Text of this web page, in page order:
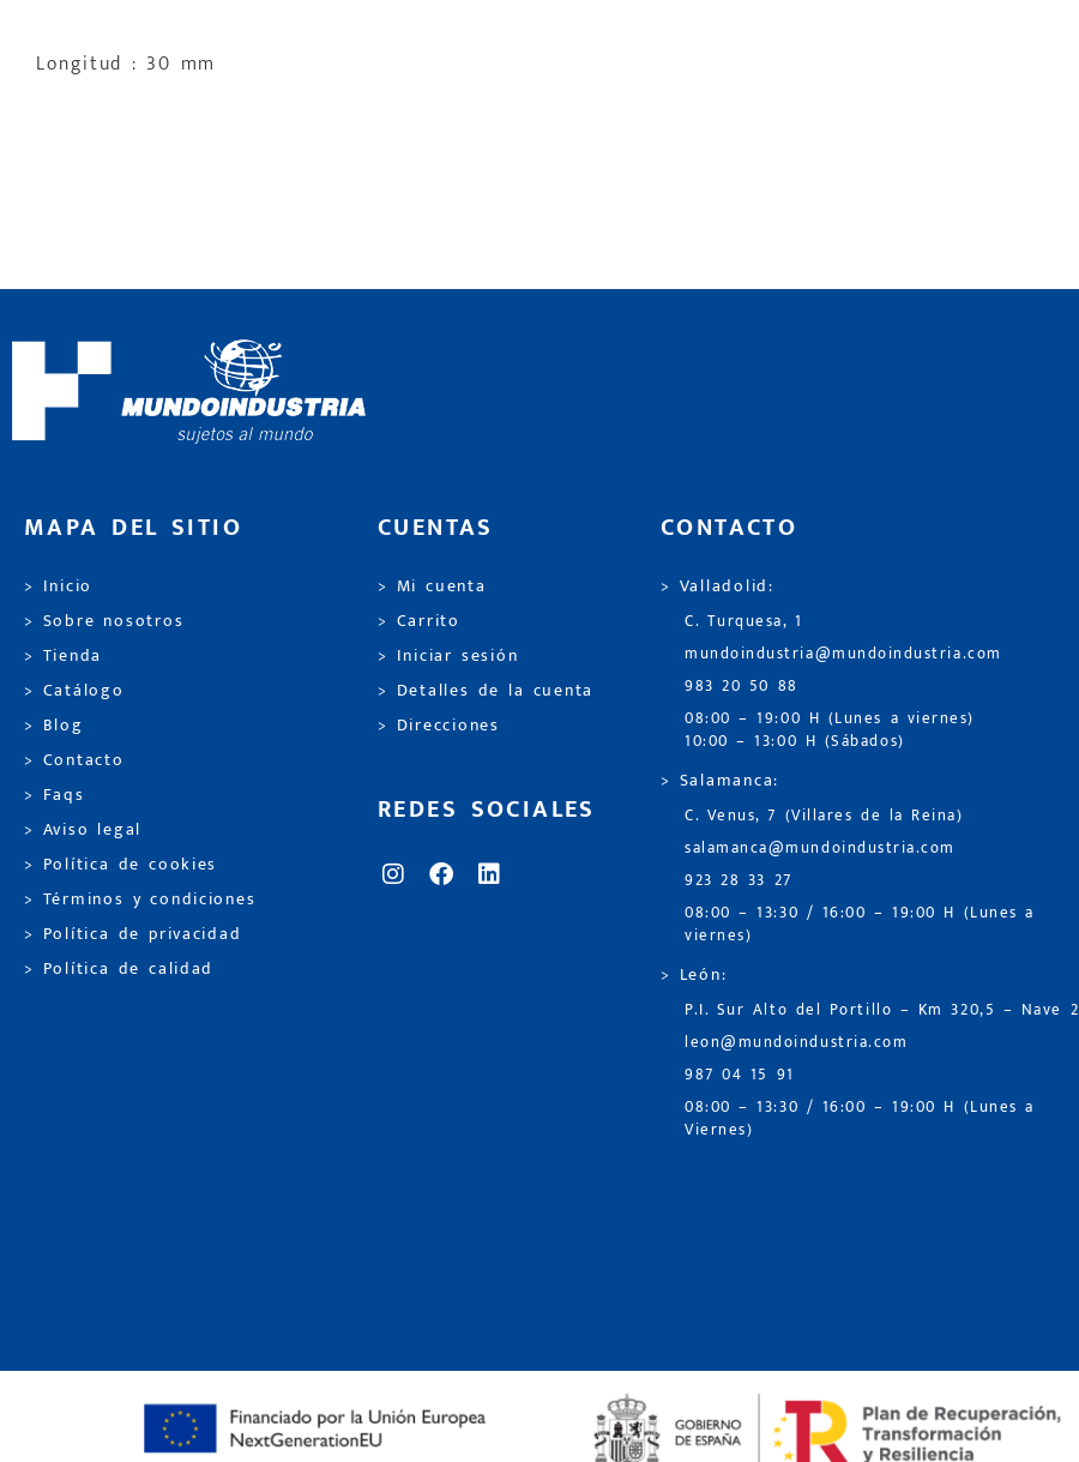
Longitud : 30 mm
MAPA DEL SITIO
> Inicio
> Sobre nosotros
> Tienda
> Catálogo
> Blog
> Contacto
> Faqs
> Aviso legal
> Política de cookies
> Términos y condiciones
> Política de privacidad
> Política de calidad
CUENTAS
> Mi cuenta
> Carrito
> Iniciar sesión
> Detalles de la cuenta
> Direcciones
REDES SOCIALES
CONTACTO
> Valladolid:
C. Turquesa, 1
mundoindustria@mundoindustria.com
983 20 50 88
08:00 – 19:00 H (Lunes a viernes)
10:00 – 13:00 H (Sábados)
> Salamanca:
C. Venus, 7 (Villares de la Reina)
salamanca@mundoindustria.com
923 28 33 27
08:00 – 13:30 / 16:00 – 19:00 H (Lunes a
viernes)
> León:
P.I. Sur Alto del Portillo – Km 320,5 – Nave 2
leon@mundoindustria.com
987 04 15 91
08:00 – 13:30 / 16:00 – 19:00 H (Lunes a
Viernes)